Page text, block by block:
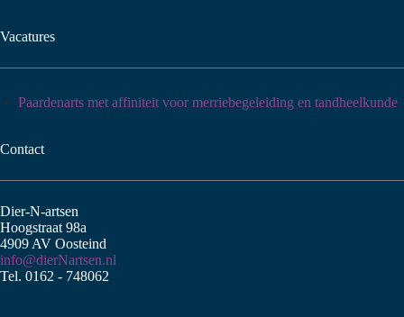
Vacatures
Paardenarts met affiniteit voor merriebegeleiding en tandheelkunde
Contact
Dier-N-artsen
Hoogstraat 98a
4909 AV Oosteind
info@dierNartsen.nl
Tel. 0162 - 748062